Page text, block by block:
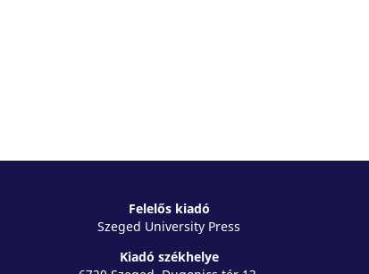
Felelős kiadó
Szeged University Press
Kiadó székhelye